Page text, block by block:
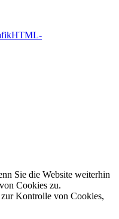
HTML-
Sie die Website weiterhin
Cookies zu.
Kontrolle von Cookies,